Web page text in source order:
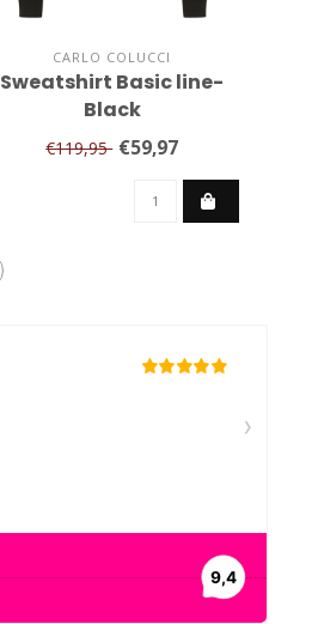
CARLO COLUCCI
Sweatshirt Basic line-
Black
€119,95 €59,97